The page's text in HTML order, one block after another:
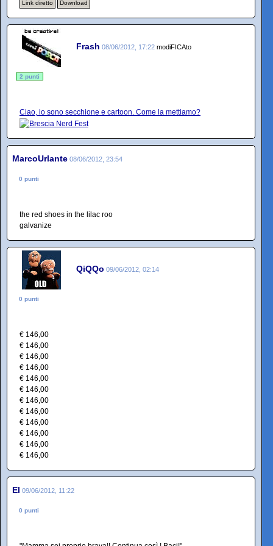
Link diretto Download
Frash 08/06/2012, 17:22 modiFICAto
2 punti
Ciao, io sono secchione e cartoon. Come la mettiamo?
MarcoUrlante 08/06/2012, 23:54
0 punti
the red shoes in the lilac roo
galvanize
QiQQo 09/06/2012, 02:14
0 punti
€ 146,00
€ 146,00
€ 146,00
€ 146,00
€ 146,00
€ 146,00
€ 146,00
€ 146,00
€ 146,00
€ 146,00
€ 146,00
€ 146,00
El 09/06/2012, 11:22
0 punti